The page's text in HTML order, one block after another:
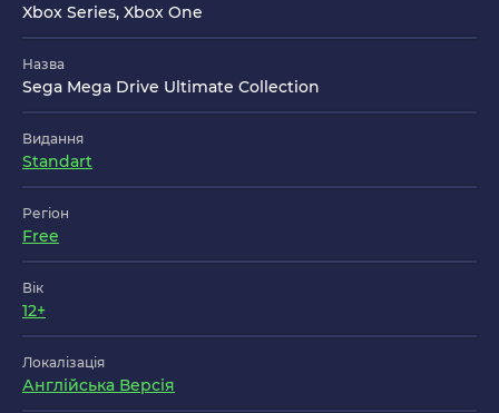
Xbox Series, Xbox One
Назва
Sega Mega Drive Ultimate Collection
Видання
Standart
Регіон
Free
Вік
12+
Локалізація
Англійська Версія